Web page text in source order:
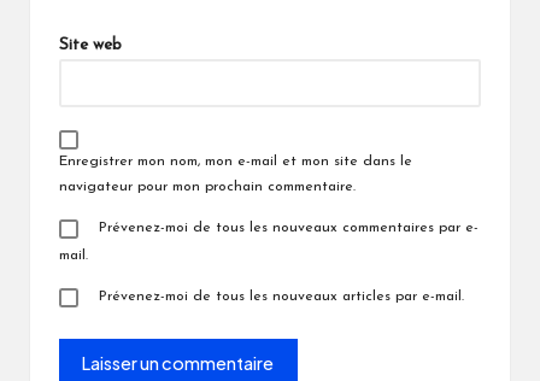
Site web
Enregistrer mon nom, mon e-mail et mon site dans le
navigateur pour mon prochain commentaire.
Prévenez-moi de tous les nouveaux commentaires par e-
mail.
Prévenez-moi de tous les nouveaux articles par e-mail.